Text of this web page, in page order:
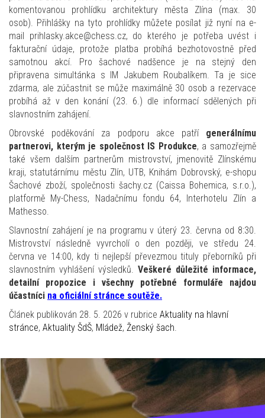
komentovanou prohlídku architektury města Zlína (max. 30
osob). Přihlášky na tyto prohlídky můžete posílat již nyní na e-
mail prihlasky.akce@chess.cz, do kterého je potřeba uvést i
fakturační údaje, protože platba probíhá bezhotovostně před
samotnou akcí. Pro šachové nadšence je na stejný den
připravena simultánka s IM Jakubem Roubalíkem.Ta je sice
zdarma, ale zúčastnit se může maximálně 30 osob a rezervace
probíhá až v den konání (23. 6.) dle informací sdělených při
slavnostním zahájení.
Obrovské poděkování za podporu akce patří generálnímu
partnerovi, kterým je společnost IS Produkce, a samozřejmě
také všem dalším partnerům mistrovství, jmenovitě Zlínskému
kraji, statutárnímu městu Zlín, UTB, Knihám Dobrovský, e-shopu
Šachové zboží, společnosti šachy.cz (Caissa Bohemica, s.r.o.),
platformě My-Chess, Nadačnímu fondu 64, Interhotelu Zlín a
Mathesso.
Slavnostní zahájení je na programu v úterý 23. června od 8:30.
Mistrovství následně vyvrcholí o den později, ve středu 24.
června ve 14:00, kdy ti nejlepší převezmou tituly přeborníků při
slavnostním vyhlášení výsledků. Veškeré důležité informace,
detailní propozice i všechny potřebné formuláře najdou
účastníci na oficiální stránce soutěže.
Článek publikován 28. 5. 2026 v rubrice Aktuality na hlavní
stránce, Aktuality ŠdŠ, Mládež, Ženský šach.